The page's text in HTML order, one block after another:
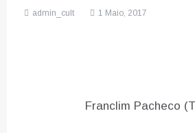
admin_cult 1 Maio, 2017
Franclim Pacheco